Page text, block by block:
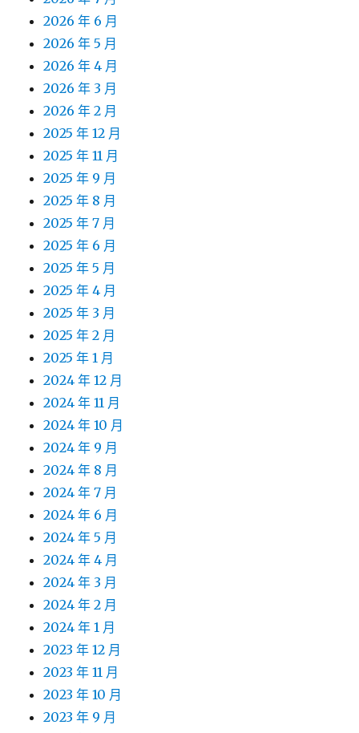
2026 年 6 月
2026 年 5 月
2026 年 4 月
2026 年 3 月
2026 年 2 月
2025 年 12 月
2025 年 11 月
2025 年 9 月
2025 年 8 月
2025 年 7 月
2025 年 6 月
2025 年 5 月
2025 年 4 月
2025 年 3 月
2025 年 2 月
2025 年 1 月
2024 年 12 月
2024 年 11 月
2024 年 10 月
2024 年 9 月
2024 年 8 月
2024 年 7 月
2024 年 6 月
2024 年 5 月
2024 年 4 月
2024 年 3 月
2024 年 2 月
2024 年 1 月
2023 年 12 月
2023 年 11 月
2023 年 10 月
2023 年 9 月